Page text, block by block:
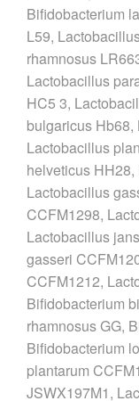
Bifidobacterium
L59,
rhamnosus
Lactobacillus
HC5 3,
bulgaricus
Lactobacillus
helveticus
Lactobacillus
CCFM1298,
Lactobacillus
gasseri
CCFM1212,
Bifidobacterium
rhamnosus GG,
Bifidobacterium
plantarum
JSWX197M1,